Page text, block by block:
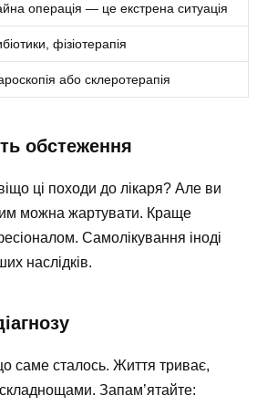
операція — це екстрена ситуація
фізіотерапія
або склеротерапія
обстеження
ці походи до лікаря? Але ви
можна жартувати. Краще
Самолікування іноді
наслідків.
саме сталось. Життя триває,
складнощами. Запам’ятайте: